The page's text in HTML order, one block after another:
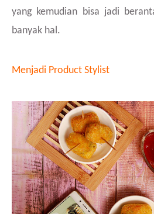
yang kemudian bisa jadi
banyak hal.
Menjadi Product Stylist